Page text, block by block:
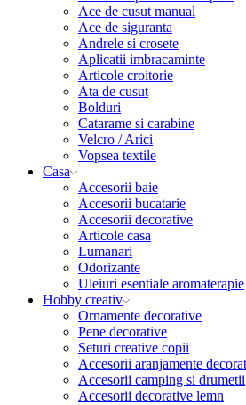
Ace de cusut manual
Ace de siguranta
Andrele si crosete
Aplicatii imbracaminte
Articole croitorie
Ata de cusut
Bolduri
Catarame si carabine
Velcro / Arici
Vopsea textile
Casa
Accesorii baie
Accesorii bucatarie
Accesorii decorative
Articole casa
Lumanari
Odorizante
Uleiuri esentiale aromaterapie
Hobby creativ
Ornamente decorative
Pene decorative
Seturi creative copii
Accesorii aranjamente
Accesorii camping si drumetii
Accesorii decorative lemn